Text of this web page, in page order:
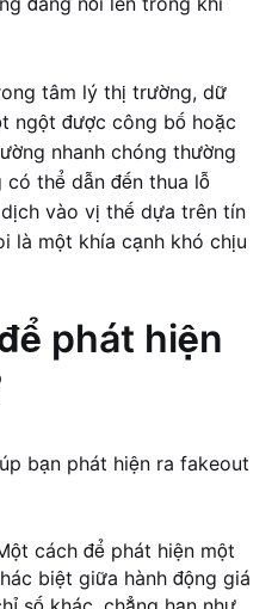
tâm lý thị trường, dữ
ngột được công bố hoặc
nhanh chóng thường
thể dẫn đến thua lỗ
vào vị thế dựa trên tín
là một khía cạnh khó chịu
phát hiện
bạn phát hiện ra fakeout
cách để phát hiện một
biệt giữa hành động giá